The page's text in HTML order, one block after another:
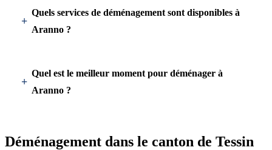
Quels services de déménagement sont disponibles à
Aranno ?
Quel est le meilleur moment pour déménager à
Aranno ?
Déménagement dans le canton de Tessin